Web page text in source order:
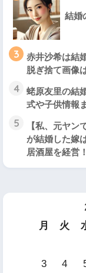
結婚
3
赤井沙希は結
脱ぎ捨て画像
4
蛯原友里の結
式や子供情報
5
【私、元ヤン
が結婚した嫁
居酒屋を経営！
月
火
3
4